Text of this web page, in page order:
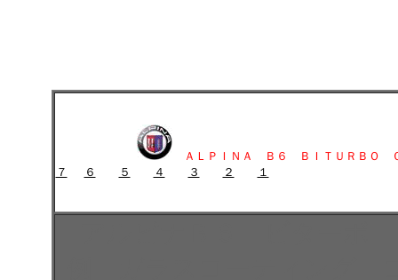
ＡＬＰＩＮＡ Ｂ６ ＢＩＴＵＲＢＯ
７
６ ５ ４ ３ ２ １